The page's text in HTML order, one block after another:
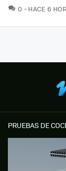
0
HACE 6
PRUEBAS DE